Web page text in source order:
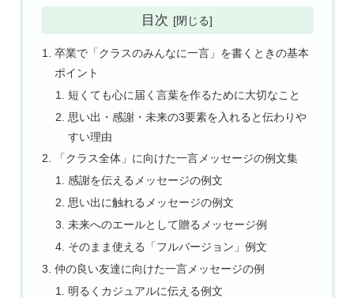
目次
卒業で「クラスのみんなに一言」を書くときの基本
ポイント
短くても心に届く言葉を作るために大切なこと
思い出・感謝・未来の3要素を入れると伝わりや
すい理由
「クラス全体」に向けた一言メッセージの例文集
感謝を伝えるメッセージの例文
思い出に触れるメッセージの例文
未来へのエールとして贈るメッセージ例
そのまま使える「フルバージョン」例文
仲の良い友達に向けた一言メッセージの例
明るくカジュアルに伝える例文